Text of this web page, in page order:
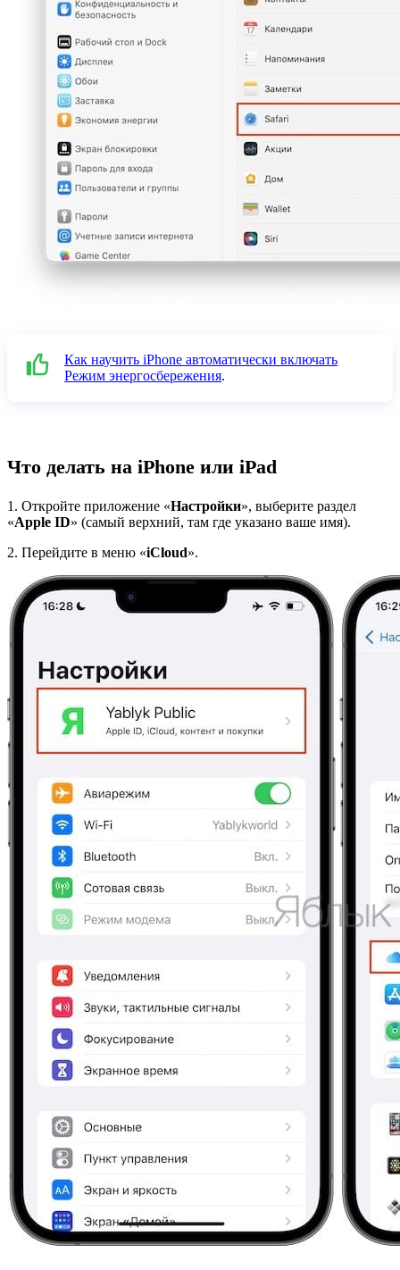
Как научить iPhone автоматически включать
Режим энергосбережения.
Что делать на iPhone или iPad
1. Откройте приложение «Настройки», выберите раздел
«Apple ID» (самый верхний, там где указано ваше имя).
2. Перейдите в меню «iCloud».